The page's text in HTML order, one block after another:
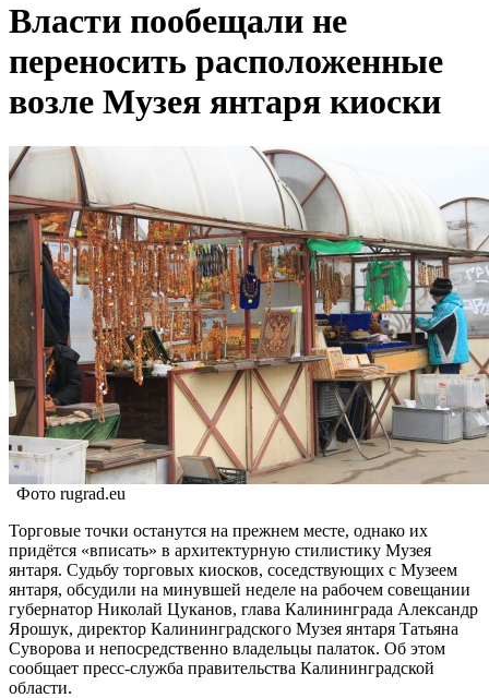
Власти пообещали не
переносить расположенные
возле Музея янтаря киоски
Фото rugrad.eu
Торговые точки останутся на прежнем месте, однако их
придётся «вписать» в архитектурную стилистику Музея
янтаря. Судьбу торговых киосков, соседствующих с Музеем
янтаря, обсудили на минувшей неделе на рабочем совещании
губернатор Николай Цуканов, глава Калининграда Александр
Ярошук, директор Калининградского Музея янтаря Татьяна
Суворова и непосредственно владельцы палаток. Об этом
сообщает пресс-служба правительства Калининградской
области.